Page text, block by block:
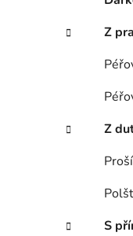
n
e
e
Z
Z
S